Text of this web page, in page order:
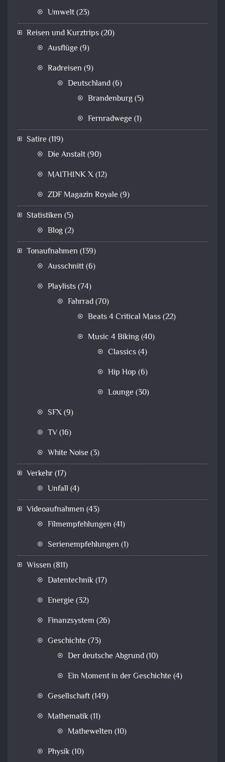
Umwelt(23)
Reisen und Kurztrips(20)
Ausflüge (9)
Radreisen (9)
Deutschland(6)
Brandenburg(5)
Fernradwege (1)
Satire (119)
Die Anstalt(90)
MAITHINK X(12)
ZDF Magazin Royale (9)
Statistiken (5)
Blog(2)
Tonaufnahmen (139)
Ausschnitt(6)
Playlists(74)
Fahrrad(70)
Beats 4 Critical Mass(22)
Music 4 Biking(40)
Classics(4)
Hip Hop (6)
Lounge (30)
SFX(9)
TV(16)
White Noise (3)
Verkehr(17)
Unfall (4)
Videoaufnahmen (43)
Filmempfehlungen (41)
Serienempfehlungen (1)
Wissen (811)
Datentechnik(17)
Energie (32)
Finanzsystem (26)
Geschichte (73)
Der deutsche Abgrund(10)
Ein Moment in der Geschichte (4)
Gesellschaft(149)
Mathematik(11)
Mathewelten (10)
Physik(10)